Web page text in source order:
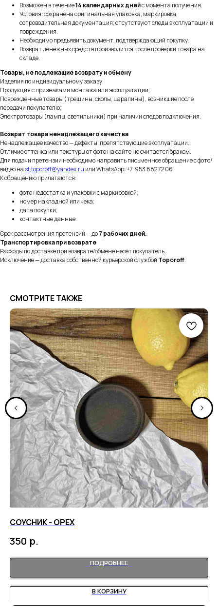
Возможен в течение14 календарных днейс момента получения.
Условия: сохранена оригинальная упаковка, маркировка,
сопроводительная документация; отсутствуют следы эксплуатации и
повреждения.
Необходимо предъявить документ, подтверждающий покупку.
Возврат денежных средств производится после проверки товара на
складе.
Товары, не подлежащие возврату и обмену
Изделия по индивидуальному заказу;
Продукция с признаками монтажа или эксплуатации;
Повреждённые товары (трещины, сколы, царапины), возникшие после
передачи покупателю;
Электротовары (лампы, светильники) при наличии следов подключения.
Возврат товара ненадлежащего качества
Ненадлежащее качество — дефекты, препятствующие эксплуатации.
Отличие оттенка или текстуры от фото на сайте не считается браком.
Для подачи претензии необходимо направить письменное обращение с фото/
видео на st.toporoff@yandex.ru или WhatsApp: +7 953 882 72 06
К обращению прилагаются:
фото недостатка и упаковки с маркировкой;
номер накладной или чека;
дата покупки;
контактные данные.
Срок рассмотрения претензий — до7 рабочих дней.
Транспортировка при возврате
Расходы по доставке при возврате/обмене несёт покупатель.
Исключение — доставка собственной курьерской службой Toporoff.
СМОТРИТЕ ТАКЖЕ
СОУСНИК - ОРЕХ
350 р.
ПОДРОБНЕЕ
В КОРЗИНУ